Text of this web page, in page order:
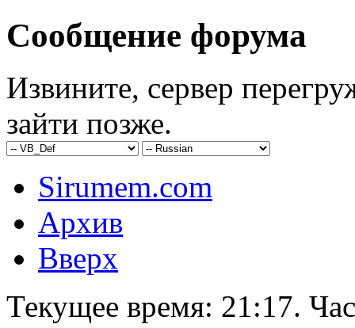
Сообщение форума
Извините, сервер
зайти позже.
Sirumem.com
Архив
Вверх
Текущее время: 21:17.